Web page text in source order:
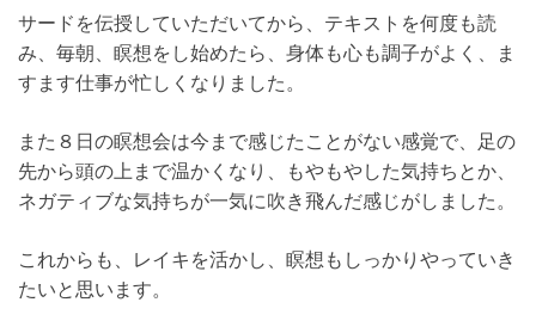
サードを伝授していただいてから、テキストを何度も読
み、毎朝、瞑想をし始めたら、身体も心も調子がよく、ま
すます仕事が忙しくなりました。
また８日の瞑想会は今まで感じたことがない感覚で、足の
先から頭の上まで温かくなり、もやもやした気持ちとか、
ネガティブな気持ちが一気に吹き飛んだ感じがしました。
これからも、レイキを活かし、瞑想もしっかりやっていき
たいと思います。